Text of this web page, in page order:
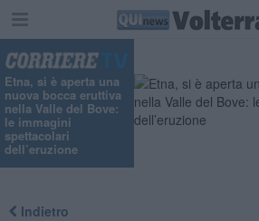
Etna, si è aperta una
nuova bocca eruttiva
nella Valle del Bove:
le immagini
spettacolari
dell’eruzione
Indietro